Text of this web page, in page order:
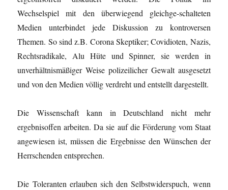
Wechselspiel mit den überwiegend gleichge-schalteten
Medien unterbindet jede Diskussion zu kontroversen
Themen. So sind z.B. Corona Skeptiker; Covidioten, Nazis,
Rechtsradikale, Alu Hüte und Spinner, sie werden in
unverhältnismäßiger Weise polizeilicher Gewalt ausgesetzt
und von den Medien völlig verdreht und entstellt dargestellt.
Die Wissenschaft kann in Deutschland nicht mehr
ergebnisoffen arbeiten. Da sie auf die Förderung vom Staat
angewiesen ist, müssen die Ergebnisse den Wünschen der
Herrschenden entsprechen.
Die Toleranten erlauben sich den Selbstwiderspuch, wenn